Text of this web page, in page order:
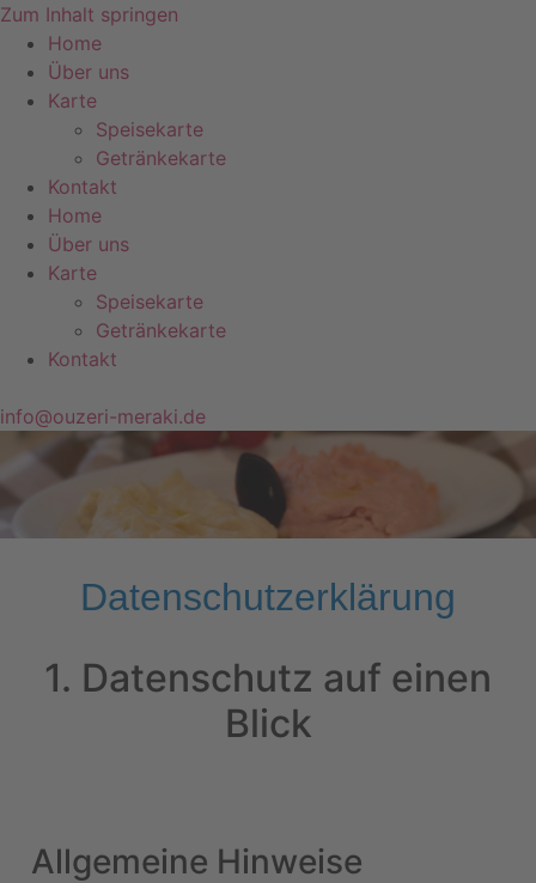
Zum Inhalt springen
Home
Über uns
Karte
Speisekarte
Getränkekarte
Kontakt
Home
Über uns
Karte
Speisekarte
Getränkekarte
Kontakt
info@ouzeri-meraki.de
Datenschutz­erklärung
1. Datenschutz auf einen
Blick
Allgemeine Hinweise